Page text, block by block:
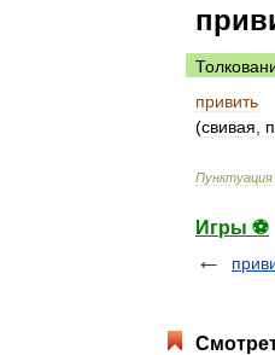
привить
(свивая
Пунктуация
Игры ⚽